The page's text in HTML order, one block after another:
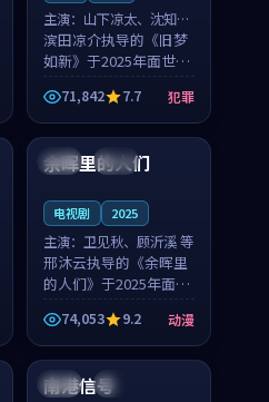
主演： 山下凉太、沈知韵
等
滨田凉介执导的《旧梦
如新》于2025年面世，
中国台湾的城市气质与
异国相遇的人物心境共
同构筑了影片基调。山
下凉太、沈知韵用细腻
的表演撑起整部犯罪
71,842 7.7 犯罪
泰国 完结
余晖里的人们
电视剧 2025
主演： 卫见秋、顾沂溪 等
邢沐云执导的《余晖里
的人们》于2025年面
世，泰国的城市气质与
小镇生活的人物心境共
同构筑了影片基调。卫
见秋、顾沂溪用细腻的
表演撑起整部动漫电
74,053 9.2 动漫
泰国 院线
南港信号